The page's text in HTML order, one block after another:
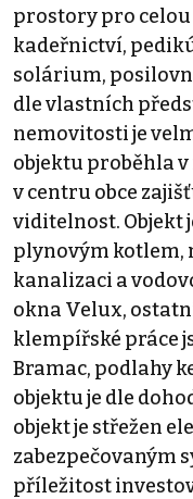
prostory pro
kadeřnictví,
solárium,
dle vlastních
nemovitosti je
objektu proběhla v
v centru obce
viditelnost. Objekt
plynovým kotlem,
kanalizaci a
okna Velux,
klempířské práce
Bramac, podlahy
objektu je dle
objekt je střežen
zabezpečovaným
příležitost